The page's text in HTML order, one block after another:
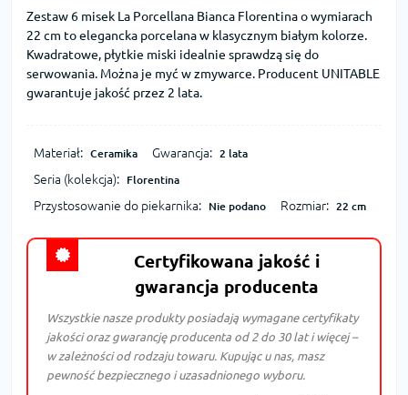
Zestaw 6 misek La Porcellana Bianca Florentina o wymiarach
22 cm to elegancka porcelana w klasycznym białym kolorze.
Kwadratowe, płytkie miski idealnie sprawdzą się do
serwowania. Można je myć w zmywarce. Producent UNITABLE
gwarantuje jakość przez 2 lata.
Materiał: Ceramika Gwarancja: 2 lata
Seria (kolekcja): Florentina
Przystosowanie do piekarnika: Nie podano Rozmiar: 22 cm
Certyfikowana jakość i
gwarancja producenta
Wszystkie nasze produkty posiadają wymagane certyfikaty
jakości oraz gwarancję producenta od 2 do 30 lat i więcej –
w zależności od rodzaju towaru. Kupując u nas, masz
pewność bezpiecznego i uzasadnionego wyboru.